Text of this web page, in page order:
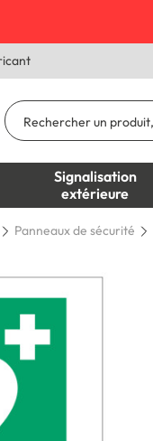
Signalisation
extérieure
Panneaux de sécurité